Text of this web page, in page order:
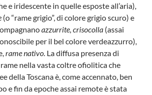
e iridescente in quelle esposte all’aria),
(o “rame grigio”, di colore gri­gio scuro) e
azzurrite, crisocolla (assai
per il bel colore verdeazzurro),
rame nativo. La diffusa presenza di
nella vasta coltre ofiolitica che
della Toscana è, come accennato, ben
e fin da epoche as­sai remote è stata